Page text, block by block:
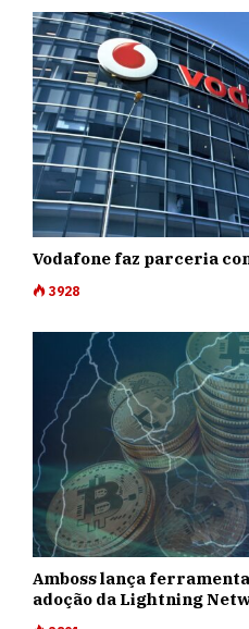
Vodafone faz parceria
3928
Amboss lança
adoção da Lightning